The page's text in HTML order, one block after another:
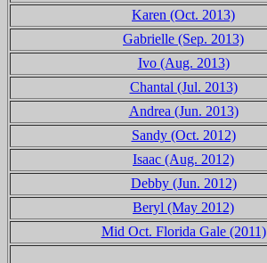
Karen (Oct. 2013)
Gabrielle (Sep. 2013)
Ivo (Aug. 2013)
Chantal (Jul. 2013)
Andrea (Jun. 2013)
Sandy (Oct. 2012)
Isaac (Aug. 2012)
Debby (Jun. 2012)
Beryl (May 2012)
Mid Oct. Florida Gale (2011)